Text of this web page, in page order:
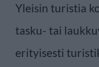
Yleisin turistia
tasku- tai
erityisesti